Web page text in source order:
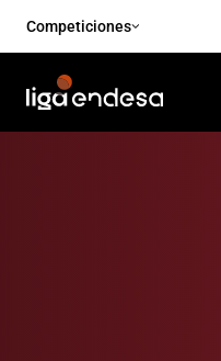
Competiciones